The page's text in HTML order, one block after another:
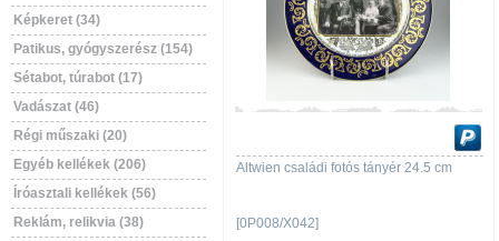
Képkeret (34)
Patikus, gyógyszerész (154)
Sétabot, túrabot (17)
Vadászat (46)
Régi műszaki (20)
Egyéb kellékek (206)
Íróasztali kellékek (56)
Reklám, relikvia (38)
Altwien családi fotós tányér 24.5 cm
[0P008/X042]